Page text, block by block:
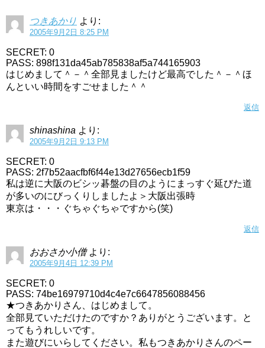
つきあかり より:
2005年9月2日 8:25 PM
SECRET: 0
PASS: 898f131da45ab785838af5a744165903
はじめまして＾－＾全部見ましたけど最高でした＾－＾ほ
んといい時間をすごせました＾＾
返信
shinashina より:
2005年9月2日 9:13 PM
SECRET: 0
PASS: 2f7b52aacfbf6f44e13d27656ecb1f59
私は逆に大阪のビシッ碁盤の目のようにまっすぐ延びた道
が多いのにびっくりしましたよ＞大阪出張時
東京は・・・ぐちゃぐちゃですから(笑)
返信
おおさか小僧 より:
2005年9月4日 12:39 PM
SECRET: 0
PASS: 74be16979710d4c4e7c6647856088456
★つきあかりさん、はじめまして。
全部見ていただけたのですか？ありがとうございます。と
ってもうれしいです。
また遊びにいらしてください。私もつきあかりさんのペー